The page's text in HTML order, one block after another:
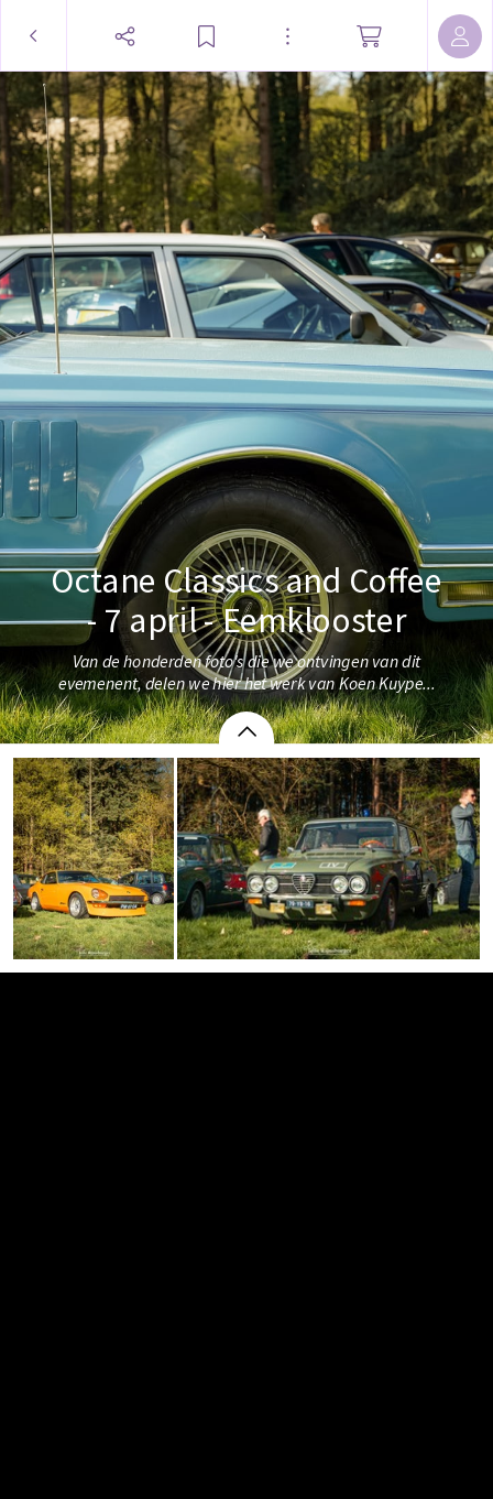
Octane Classics and Coffee
- 7 april - Eemklooster
Van de honderden foto's die we ontvingen van dit
evemenent, delen we hier het werk van Koen Kuype...